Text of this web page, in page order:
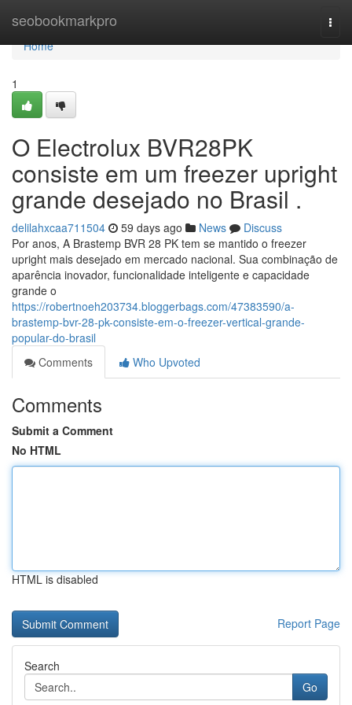
seobookmarkpro
Home
Home
1
O Electrolux BVR28PK
consiste em um freezer upright
grande desejado no Brasil .
delilahxcaa711504 59 days ago News
Discuss
Por anos, A Brastemp BVR 28 PK tem se mantido o freezer
upright mais desejado em mercado nacional. Sua combinação de
aparência inovador, funcionalidade inteligente e capacidade
grande o
https://robertnoeh203734.bloggerbags.com/47383590/a-
brastemp-bvr-28-pk-consiste-em-o-freezer-vertical-grande-
popular-do-brasil
Comments
Who Upvoted
Comments
Submit a Comment
No HTML
HTML is disabled
Report Page
Search
Go